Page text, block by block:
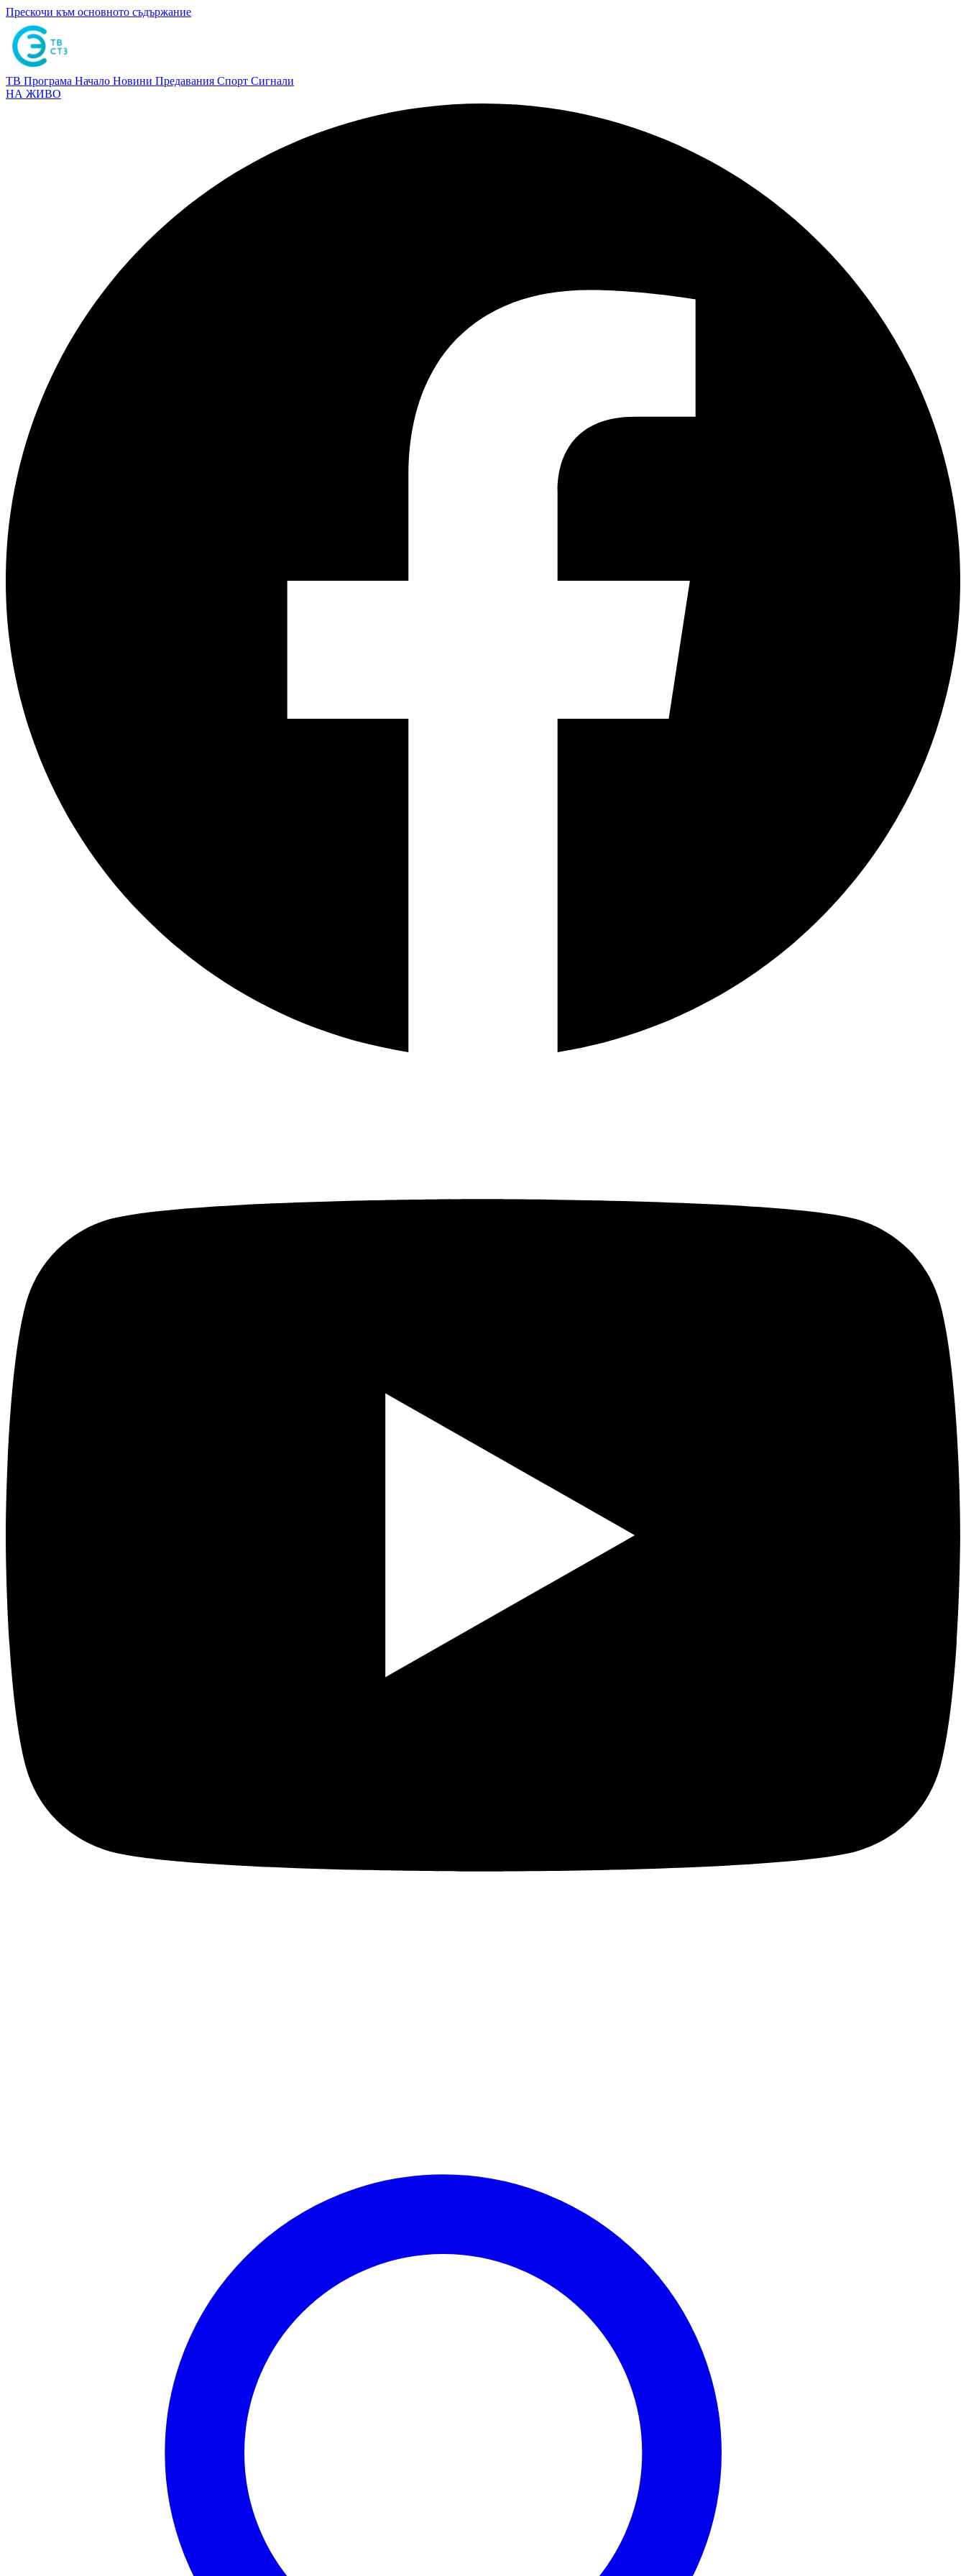
Прескочи към основното съдържание
ТВ Програма Начало Новини Предавания Спорт Сигнали
НА ЖИВО